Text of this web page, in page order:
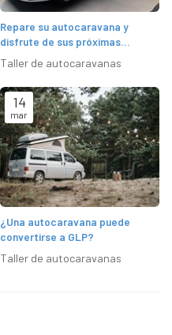
Repare su autocaravana y
disfrute de sus próximas
vacaciones
Taller de autocaravanas
14
mar
¿Una autocaravana puede
convertirse a GLP?
Taller de autocaravanas